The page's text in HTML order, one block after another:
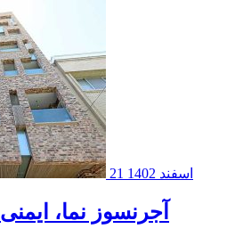
21 اسفند 1402
آجرنسوز نما،